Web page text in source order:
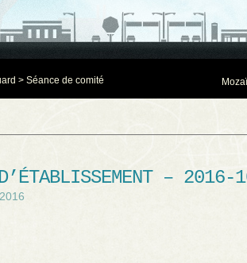
> Séance de comité
– 2016-